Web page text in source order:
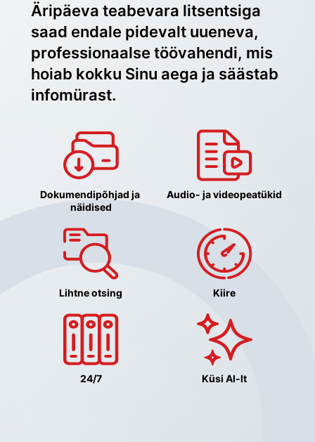
Äripäeva teabevara litsentsiga
saad endale pidevalt uueneva,
professionaalse töövahendi, mis
hoiab kokku Sinu aega ja säästab
infomürast.
Dokumendipõhjad ja
näidised
Audio- ja videopeatükid
Lihtne otsing Kiire
24/7 Küsi AI-lt